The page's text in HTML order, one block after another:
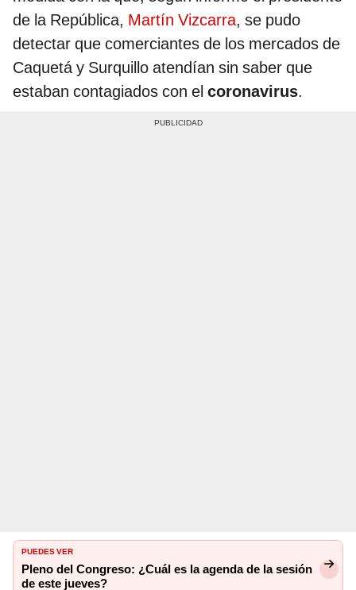
de la República, Martín Vizcarra, se pudo
detectar que comerciantes de los mercados de
Caquetá y Surquillo atendían sin saber que
estaban contagiados con el coronavirus.
PUEDES VER
Pleno del Congreso: ¿Cuál es la agenda de la sesión
de este jueves?